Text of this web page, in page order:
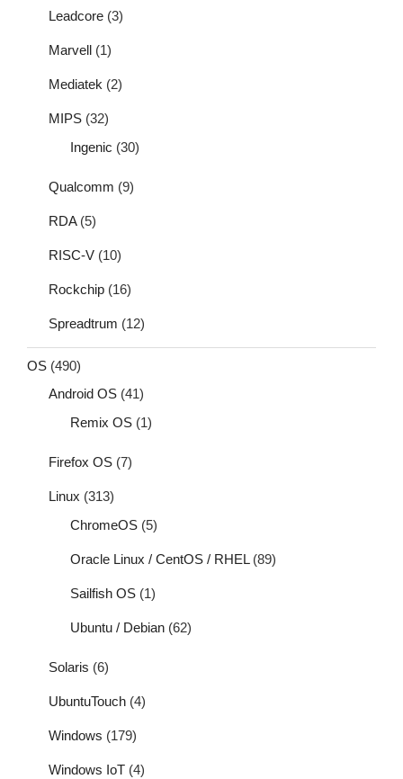
Leadcore (3)
Marvell (1)
Mediatek (2)
MIPS (32)
Ingenic (30)
Qualcomm (9)
RDA(5)
RISC-V (10)
Rockchip (16)
Spreadtrum (12)
OS (490)
Android OS (41)
Remix OS (1)
Firefox OS (7)
Linux (313)
ChromeOS (5)
Oracle Linux / CentOS / RHEL(89)
Sailfish OS (1)
Ubuntu / Debian (62)
Solaris (6)
UbuntuTouch (4)
Windows (179)
Windows IoT (4)